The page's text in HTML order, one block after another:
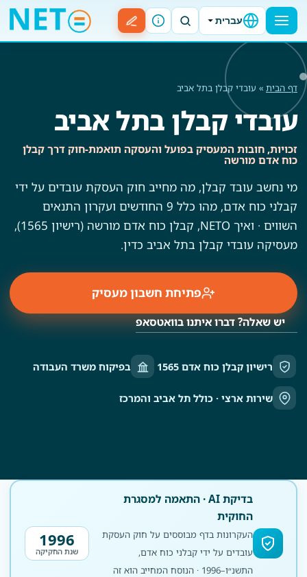
עברית
דף הבית » עובדי קבלן בתל אביב
עובדי קבלן בתל אביב
זכויות, חובות המעסיק בפועל והעסקה תואמת-חוק דרך קבלן
כוח אדם מורשה
מי נחשב עובד קבלן, מה מחייב חוק העסקת עובדים על ידי
קבלני כוח אדם, מהו כלל 9 החודשים ועקרון התנאים
השווים · ואיך NETO, קבלן כוח אדם מורשה (רישיון 1565),
מעסיקה עובדי קבלן בתל אביב כדין.
פתיחת חשבון מעסיק
יש שאלה? דברו איתנו בוואטסאפ
רישיון קבלן כוח אדם 1565 בפיקוח משרד העבודה
שירות ארצי · כולל תל אביב והמרכז
בדיקת AI · התאמה למסגרת
החוקית
העקרונות בדף מבוססים על חוק העסקת
עובדים על ידי קבלני כוח אדם,
התשנ״ו–1996 · הנוסח המחייב הוא זה
1996
שנת החקיקה